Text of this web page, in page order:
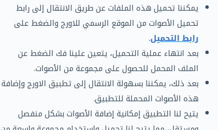
يمكننا تحميل هذه الملفات عن طريق الانتقال إلى رابط
تحميل الأصوات من الموقع الرسمي للاورج والضغط على
رابط التحميل.
بعد انتهاء عملية التحميل، يتعين علينا فك الضغط عن
الملف المحمل للحصول على مجموعة من الأصوات.
بعد ذلك، يمكننا بسهولة الانتقال إلى تطبيق الاورج وإضافة
هذه الأصوات المحملة للتطبيق.
يتيح لنا التطبيق إمكانية إضافة الأصوات بشكل منفصل